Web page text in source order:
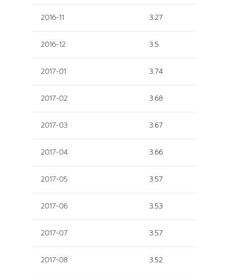
2016-11 3.27
2016-12 3.5
2017-01 3.74
2017-02 3.68
2017-03 3.67
2017-04 3.66
2017-05 3.57
2017-06 3.53
2017-07 3.57
2017-08 3.52